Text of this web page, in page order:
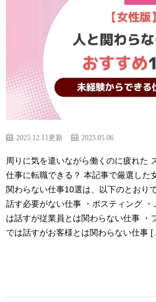
2025.12.11更新 2025.05.06
周りに気を遣いながら働くのに疲れた
仕事に転職できる？ 本記事で厳選した
関わらない仕事10選は、以下のとおり
話す必要がない仕事 ・ポスティング ・
は話すが従業員とは関わらない仕事 ・
では話すがお客様とは関わらない仕事